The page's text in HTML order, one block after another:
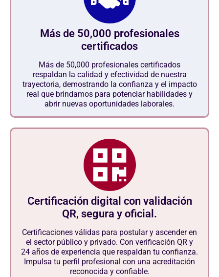
Más de 50,000 profesionales
certificados
Más de 50,000 profesionales certificados
respaldan la calidad y efectividad de nuestra
trayectoria, demostrando la confianza y el impacto
real que brindamos para potenciar habilidades y
abrir nuevas oportunidades laborales.
Certificación digital con validación
QR, segura y oficial.
Certificaciones válidas para postular y ascender en
el sector público y privado. Con verificación QR y
24 años de experiencia que respaldan tu confianza.
Impulsa tu perfil profesional con una acreditación
reconocida y confiable.